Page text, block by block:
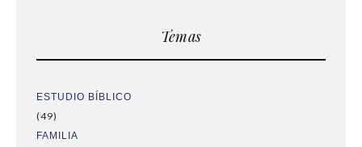
Temas
ESTUDIO BÍBLICO
(49)
FAMILIA